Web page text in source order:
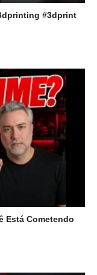
#3dprint
Está Cometendo